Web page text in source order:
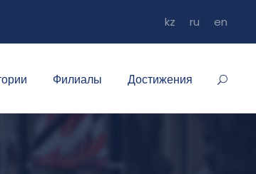
kz ru en
Филиалы Достижения